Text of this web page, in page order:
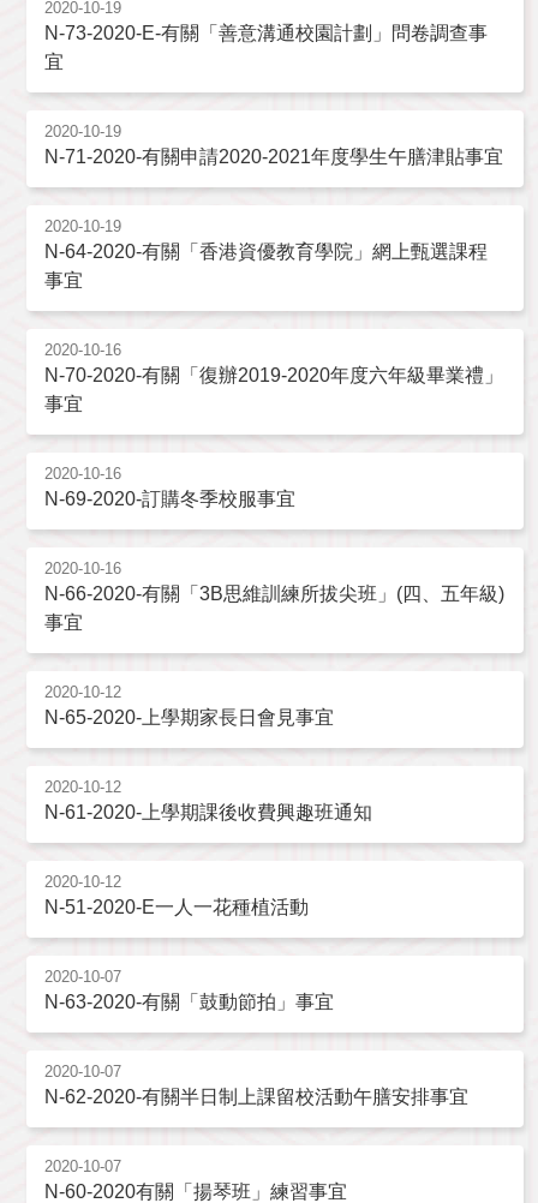
2020-10-19
N-73-2020-E-有關「善意溝通校園計劃」問卷調查事
宜
2020-10-19
N-71-2020-有關申請2020-2021年度學生午膳津貼事宜
2020-10-19
N-64-2020-有關「香港資優教育學院」網上甄選課程
事宜
2020-10-16
N-70-2020-有關「復辦2019-2020年度六年級畢業禮」
事宜
2020-10-16
N-69-2020-訂購冬季校服事宜
2020-10-16
N-66-2020-有關「3B思維訓練所拔尖班」(四、五年級)
事宜
2020-10-12
N-65-2020-上學期家長日會見事宜
2020-10-12
N-61-2020-上學期課後收費興趣班通知
2020-10-12
N-51-2020-E一人一花種植活動
2020-10-07
N-63-2020-有關「鼓動節拍」事宜
2020-10-07
N-62-2020-有關半日制上課留校活動午膳安排事宜
2020-10-07
N-60-2020有關「揚琴班」練習事宜